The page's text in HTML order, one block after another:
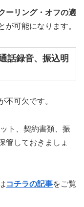
ーリング・オフの適
が可能になります。
話録音、振込明
不可欠です。
ト、契約書類、振
管しておきましょ
コチラの記事をご覧